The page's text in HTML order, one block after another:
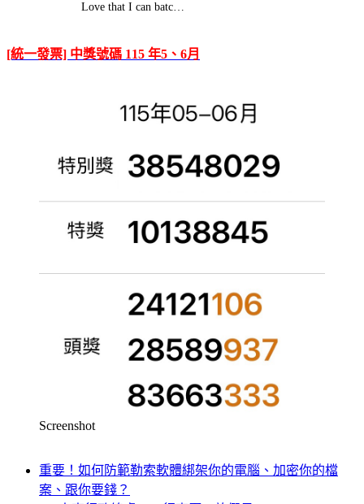
Love that I can batc…
[統一發票] 中獎號碼 115 年5、6月
Screenshot
重要！如何防範勒索軟體綁架你的電腦、加密你的檔
案、跟你要錢？